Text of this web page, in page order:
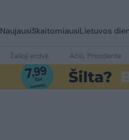
NaujausiSkaitomiausiLietuvos
Žalioji erdvė Ačiū, Prezidente